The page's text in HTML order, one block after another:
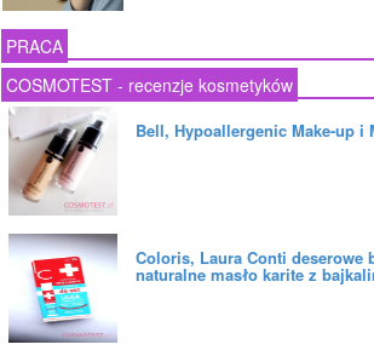
PRACA
COSMOTEST - recenzje kosmetyków
Bell, Hypoallergenic Make-up i
Coloris, Laura Conti deserowe
naturalne masło karite z